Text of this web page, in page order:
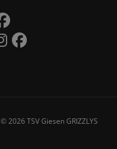
© 2026 TSV Giesen GRIZZLYS